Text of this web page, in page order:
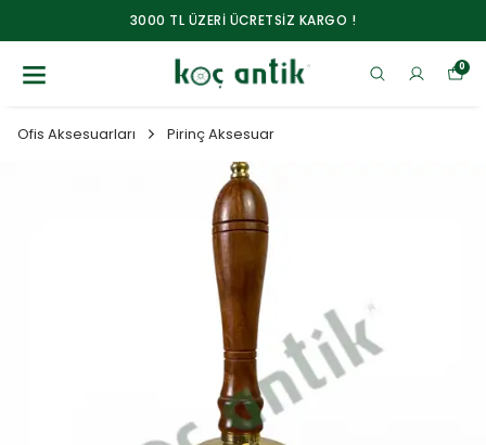
3000 TL ÜZERİ ÜCRETSİZ KARGO !
0
Ofis Aksesuarları Pirinç Aksesuar